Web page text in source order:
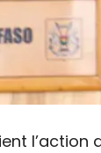
l’action